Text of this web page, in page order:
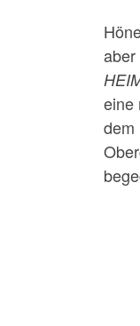
aber
eine
dem